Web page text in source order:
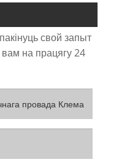
свой запыт
на працягу 24